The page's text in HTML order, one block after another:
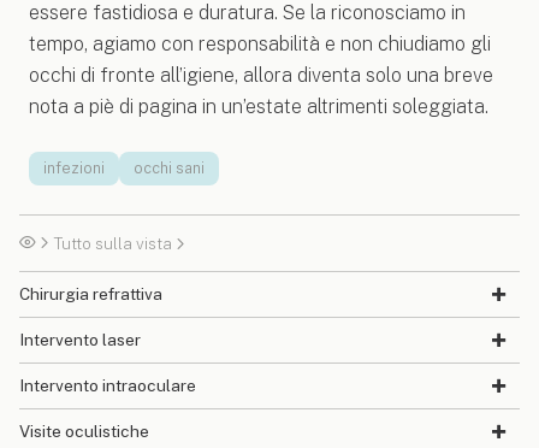
essere fastidiosa e duratura. Se la riconosciamo in
tempo, agiamo con responsabilità e non chiudiamo gli
occhi di fronte all’igiene, allora diventa solo una breve
nota a piè di pagina in un’estate altrimenti soleggiata.
infezioni occhi sani
Tutto sulla vista
Chirurgia refrattiva
Intervento laser
Intervento intraoculare
Visite oculistiche